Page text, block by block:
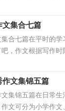
己能明白的语言，
文集合七篇
集合七篇在平时的
，作文根据写作
一篇有思想、有文
作文集锦五篇
文集锦五篇在日常
文可分为小学作